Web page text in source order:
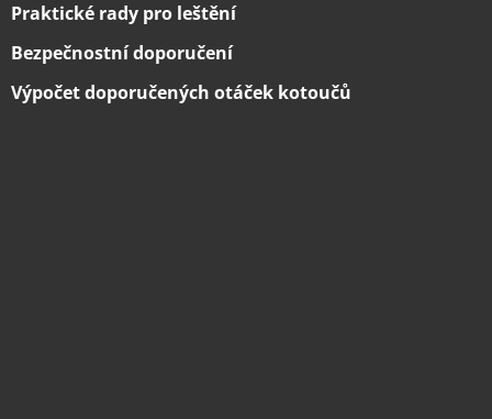
Praktické rady pro leštění
Bezpečnostní doporučení
Výpočet doporučených otáček kotoučů